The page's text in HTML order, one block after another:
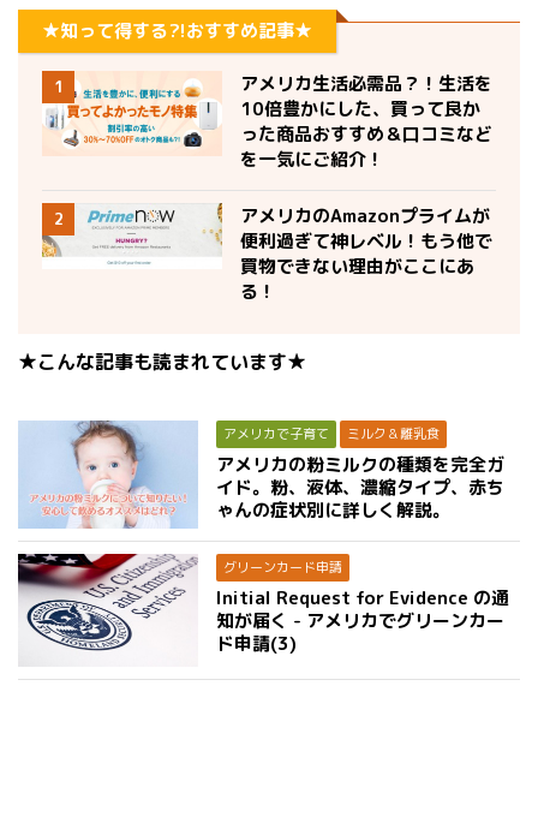
★知って得する?!おすすめ記事★
1
アメリカ生活必需品？！生活を
10倍豊かにした、買って良か
った商品おすすめ＆口コミなど
を一気にご紹介！
2
アメリカのAmazonプライムが
便利過ぎて神レベル！もう他で
買物できない理由がここにあ
る！
★こんな記事も読まれています★
アメリカで子育て ミルク＆離乳食
アメリカの粉ミルクの種類を完全ガ
イド。粉、液体、濃縮タイプ、赤ち
ゃんの症状別に詳しく解説。
グリーンカード申請
Initial Request for Evidence の通
知が届く - アメリカでグリーンカー
ド申請(3)